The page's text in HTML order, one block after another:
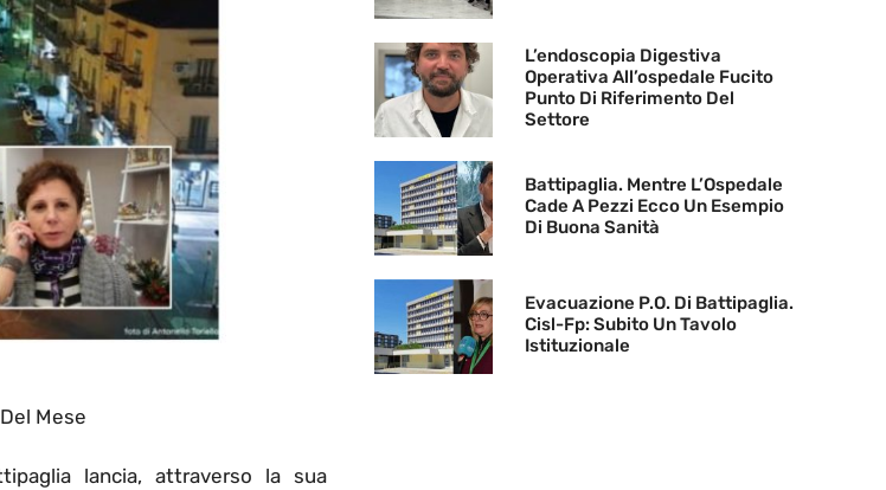
Mese
lancia, attraverso la sua
L’endoscopia Digestiva
Operativa All’ospedale Fucito
Punto Di Riferimento Del
Settore
Battipaglia. Mentre L’Ospedale
Cade A Pezzi Ecco Un Esempio
Di Buona Sanità
Evacuazione P.O. Di Battipaglia.
Cisl-Fp: Subito Un Tavolo
Istituzionale